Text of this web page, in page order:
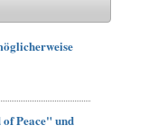
Peace" und